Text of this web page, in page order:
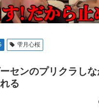
雫月心桜
センのプリクラしな
る